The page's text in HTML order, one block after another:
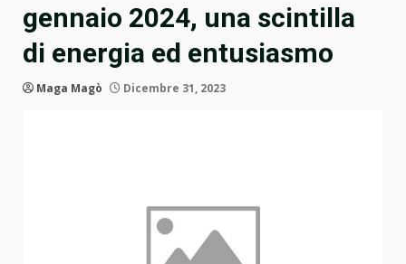
gennaio 2024, una scintilla
di energia ed entusiasmo
Maga Magò Dicembre 31, 2023